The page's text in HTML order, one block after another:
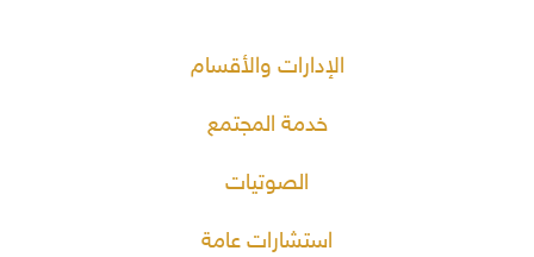
الإدارات والأقسام
خدمة المجتمع
الصوتيات
استشارات عامة